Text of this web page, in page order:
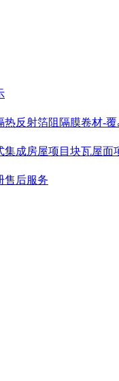
热反射箔阻隔膜卷材-
集成房屋项目 块瓦屋面
售后服务